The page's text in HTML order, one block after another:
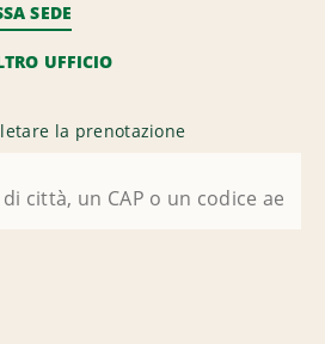
SEDE
UFFICIO
la prenotazione